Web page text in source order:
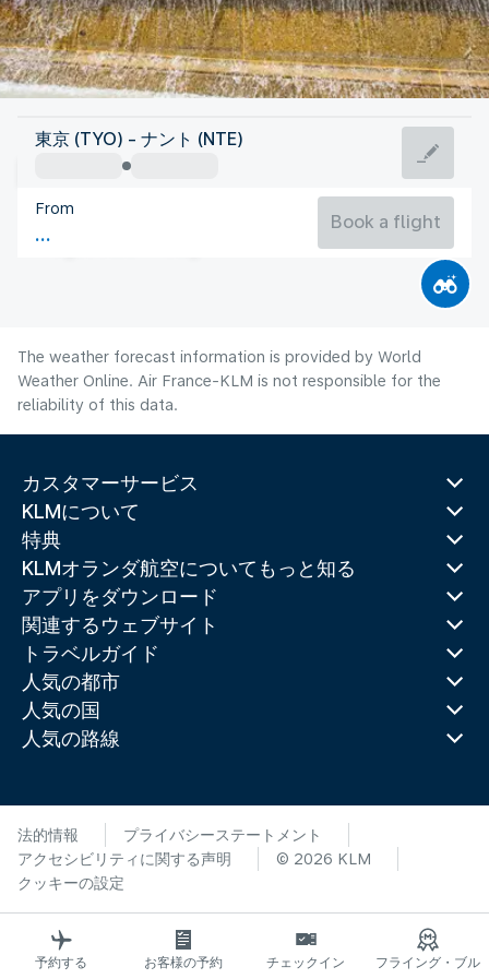
France
Nantes
France
Flight time
東京 (TYO) - ナント (NTE)
From
Book a flight
The weather forecast information is provided by World
Weather Online. Air France-KLM is not responsible for the
reliability of this data.
カスタマーサービス
KLMについて
特典
KLMオランダ航空についてもっと知る
アプリをダウンロード
関連するウェブサイト
トラベルガイド
人気の都市
人気の国
人気の路線
法的情報
プライバシーステートメント
アクセシビリティに関する声明
© 2026 KLM
クッキーの設定
予約する お客様の予約 チェックイン
フライング・ブル